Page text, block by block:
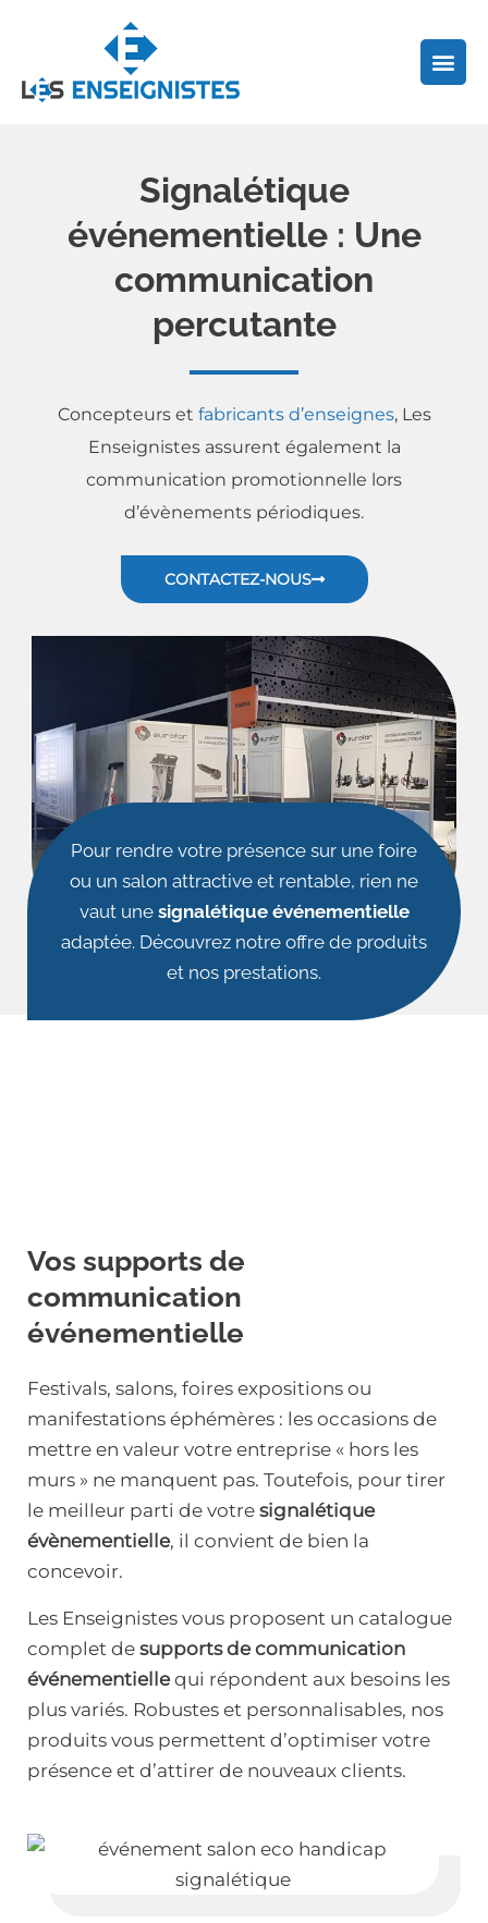
contenu
Signalétique
événementielle : Une
communication
percutante
Concepteurs et fabricants d’enseignes, Les
Enseignistes assurent également la
communication promotionnelle lors
d’évènements périodiques.
CONTACTEZ-NOUS
Pour rendre votre présence sur une foire
ou un salon attractive et rentable, rien ne
vaut une signalétique événementielle
adaptée. Découvrez notre offre de produits
et nos prestations.
Vos supports de
communication
événementielle
Festivals, salons, foires expositions ou
manifestations éphémères : les occasions de
mettre en valeur votre entreprise « hors les
murs » ne manquent pas. Toutefois, pour tirer
le meilleur parti de votre signalétique
évènementielle, il convient de bien la
concevoir.
Les Enseignistes vous proposent un catalogue
complet de supports de communication
événementiellequi répondent aux besoins les
plus variés. Robustes et personnalisables, nos
produits vous permettent d’optimiser votre
présence et d’attirer de nouveaux clients.